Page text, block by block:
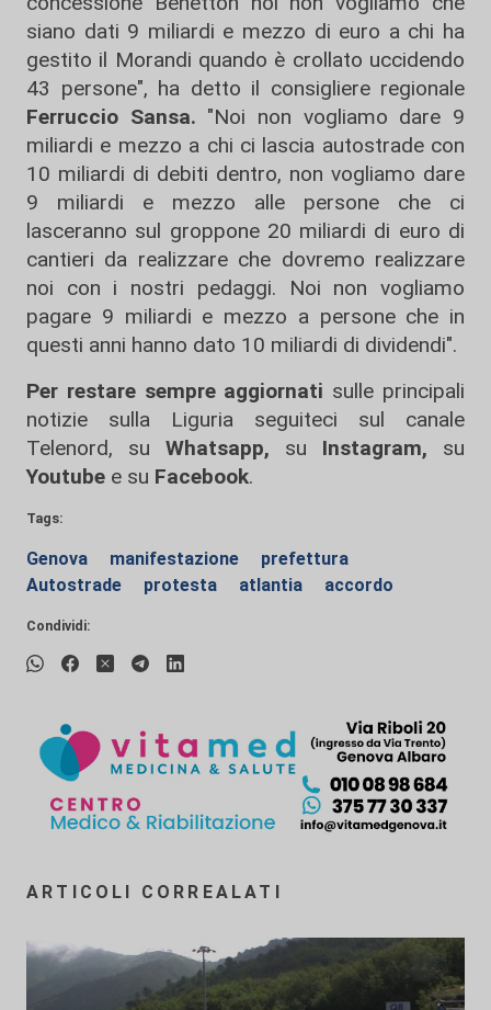
siano dati 9 miliardi e mezzo di euro a chi ha
gestito il Morandi quando è crollato uccidendo
43 persone", ha detto il consigliere regionale
Ferruccio Sansa. "Noi non vogliamo dare 9
miliardi e mezzo a chi ci lascia autostrade con
10 miliardi di debiti dentro, non vogliamo dare
9 miliardi e mezzo alle persone che ci
lasceranno sul groppone 20 miliardi di euro di
cantieri da realizzare che dovremo realizzare
noi con i nostri pedaggi. Noi non vogliamo
pagare 9 miliardi e mezzo a persone che in
questi anni hanno dato 10 miliardi di dividendi".
Per restare sempre aggiornati sulle principali
notizie sulla Liguria seguiteci sul canale
Telenord, su
Whatsapp, su Instagram, su
Youtube e su Facebook.
Tags:
Genova manifestazione
prefettura
Autostrade
protesta atlantia accordo
Condividi:
ARTICOLI CORREALATI